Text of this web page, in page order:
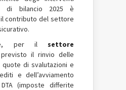
di bilancio 2025 è
contributo del settore
per il settore
il rinvio delle
di svalutazioni e
e dell’avviamento
(imposte differite